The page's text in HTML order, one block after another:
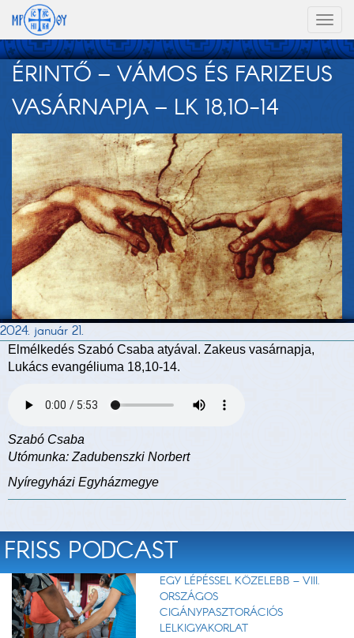
ÉRINTŐ – VÁMOS ÉS FARIZEUS
VASÁRNAPJA – LK 18,10-14
2024. január 21.
Elmélkedés Szabó Csaba atyával. Zakeus vasárnapja,
Lukács evangéliuma 18,10-14.
Szabó Csaba
Utómunka: Zadubenszki Norbert
Nyíregyházi Egyházmegye
FRISS PODCAST
EGY LÉPÉSSEL KÖZELEBB – VIII.
ORSZÁGOS
CIGÁNYPASZTORÁCIÓS
LELKIGYAKORLAT